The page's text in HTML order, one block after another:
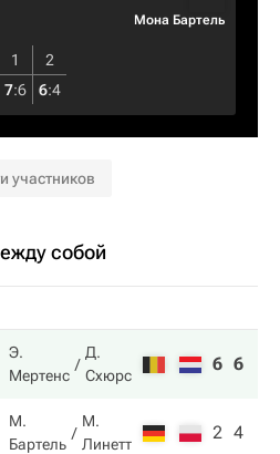
Мона Бартель
1
2
7:6 6:4
участников
собой
Э.
Мертенс
Д.
Схюрс
6 6
М.
Бартель
М.
Линетт
2 4